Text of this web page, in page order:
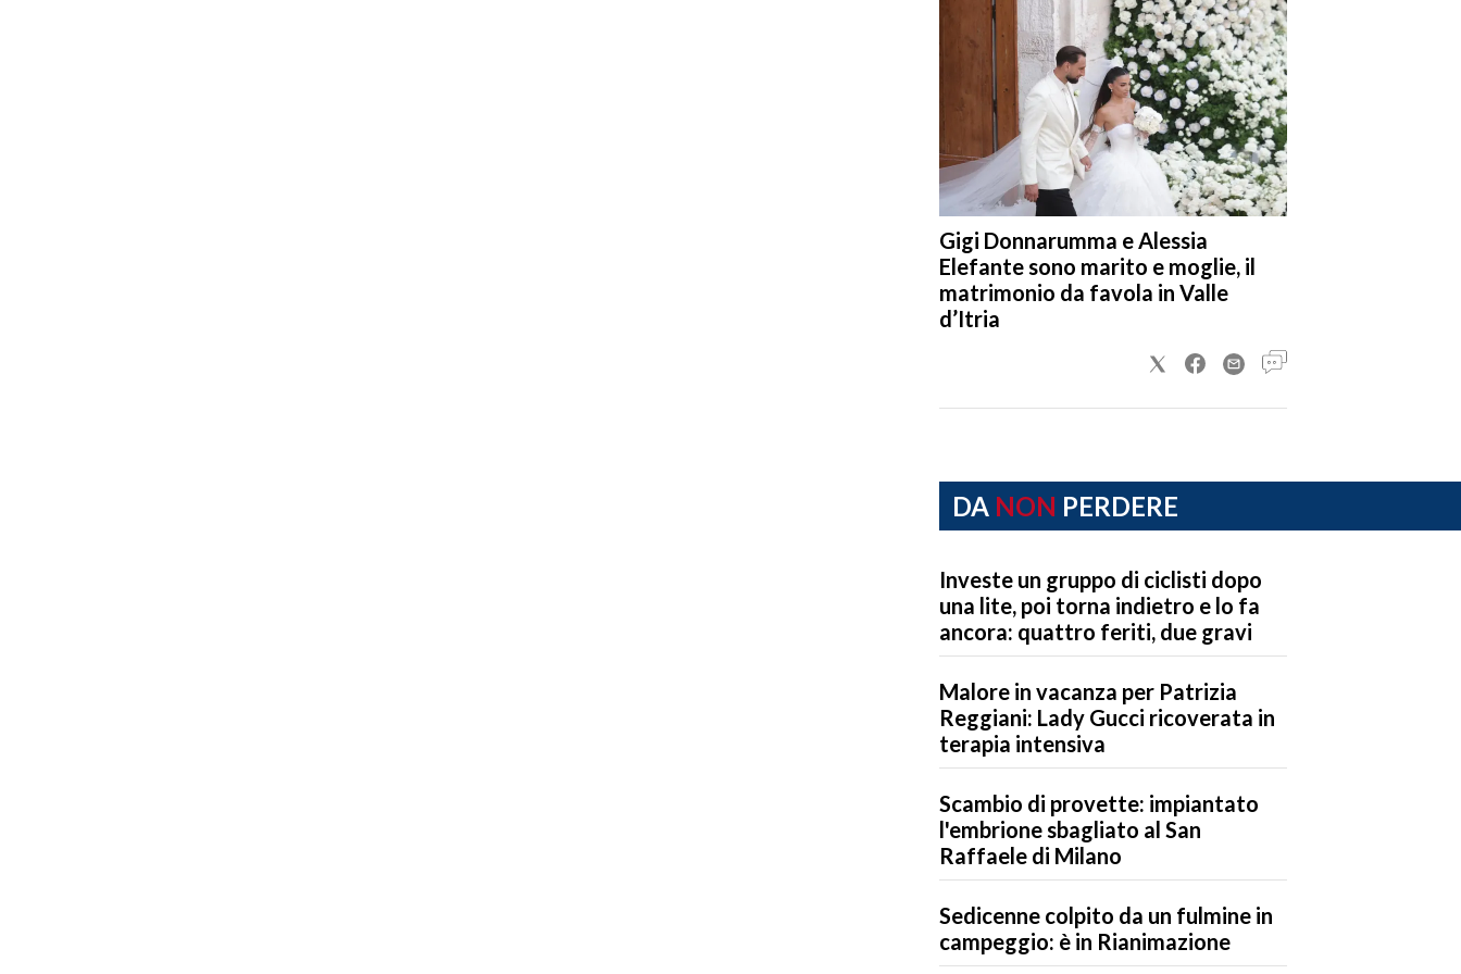
Gigi Donnarumma e Alessia
Elefante sono marito e moglie, il
matrimonio da favola in Valle
d’Itria
DA NON PERDERE
Investe un gruppo di ciclisti dopo
una lite, poi torna indietro e lo fa
ancora: quattro feriti, due gravi
Malore in vacanza per Patrizia
Reggiani: Lady Gucci ricoverata in
terapia intensiva
Scambio di provette: impiantato
l'embrione sbagliato al San
Raffaele di Milano
Sedicenne colpito da un fulmine in
campeggio: è in Rianimazione